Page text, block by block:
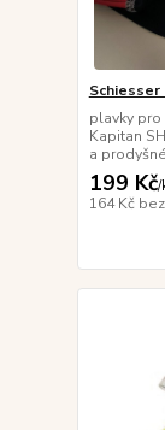
Schiesser
plavky
Kapitan
a
199 Kč/
164 Kč